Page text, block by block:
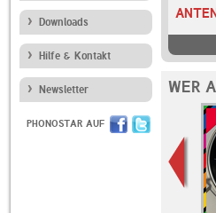
Downloads
Hilfe & Kontakt
Newsletter
PHONOSTAR AUF
WER